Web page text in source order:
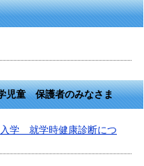
児童 保護者のみなさま
学 就学時健康診断につ